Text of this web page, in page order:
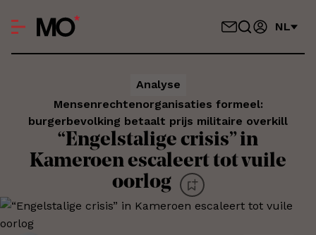
NL
Analyse
Mensenrechtenorganisaties formeel:
burgerbevolking betaalt prijs militaire overkill
“Engelstalige crisis” in
Kameroen escaleert tot vuile
oorlog